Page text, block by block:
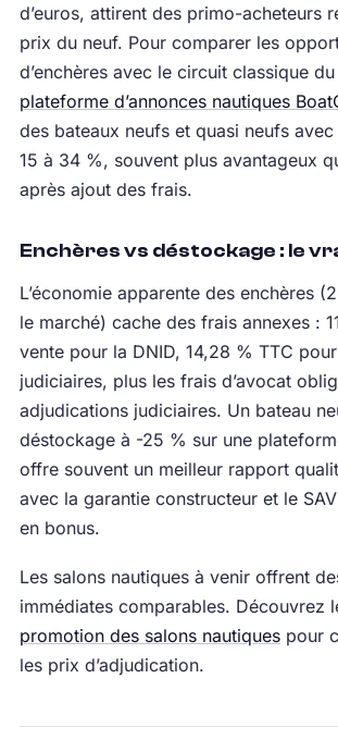
d’euros, attirent des primo-acheteurs
prix du neuf. Pour comparer les
d’enchères avec le circuit classique
plateforme d’annonces nautiques
des bateaux neufs et quasi neufs
15 à 34 %, souvent plus avantageux
après ajout des frais.
Enchères vs déstockage : le
L’économie apparente des enchères
le marché) cache des frais annexes :
vente pour la DNID, 14,28 % TTC
judiciaires, plus les frais d’avocat
adjudications judiciaires. Un bateau
déstockage à -25 % sur une
offre souvent un meilleur rapport
avec la garantie constructeur et le
en bonus.
Les salons nautiques à venir offrent
immédiates comparables. Découvrez
promotion des salons nautiquespour
les prix d’adjudication.